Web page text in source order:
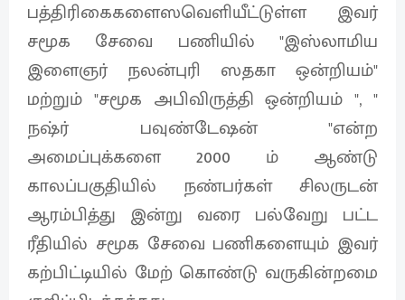
பத்திரிகைகளைஸவெளியீட்டுள்ள இவர்
சமூக சேவை பணியில் "இஸ்லாமிய
இளைஞர் நலன்புரி ஸதகா ஒன்றியம்"
மற்றும் "சமூக அபிவிருத்தி ஒன்றியம் ", "
நஷ்ர் பவுண்டேஷன் "என்ற
அமைப்புக்களை 2000 ம் ஆண்டு
காலப்பகுதியில் நண்பர்கள் சிலருடன்
ஆரம்பித்து இன்று வரை பல்வேறு பட்ட
ரீதியில் சமூக சேவை பணிகளையும் இவர்
கற்பிட்டியில் மேற் கொண்டு வருகின்றமை